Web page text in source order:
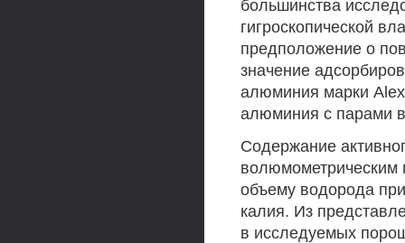
большинства
гигроскопической
предположение о
значение
алюминия марки
алюминия с парами
Содержание
объему водорода
калия. Из
в исследуемых